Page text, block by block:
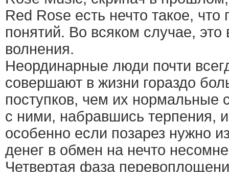
Red Rose есть нечто такое,
понятий. Во всяком случае, это
волнения.
Неординарные люди почти
совершают в жизни гораздо
поступков, чем их нормальные
с ними, набравшись терпения,
особенно если позарез нужно
денег в обмен на нечто
Четвертая фаза